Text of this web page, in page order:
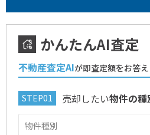
かんたんAI査定
不動産査定AIが即査定額をお答
売却したい物件の種